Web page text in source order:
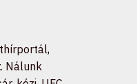
. Nálunk